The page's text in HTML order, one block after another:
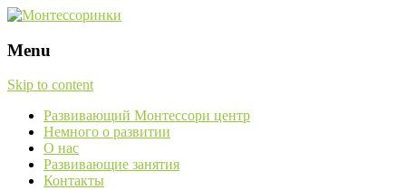
Menu
Skip to content
Развивающий Монтессори центр
Немного о развитии
О нас
Развивающие занятия
Контакты